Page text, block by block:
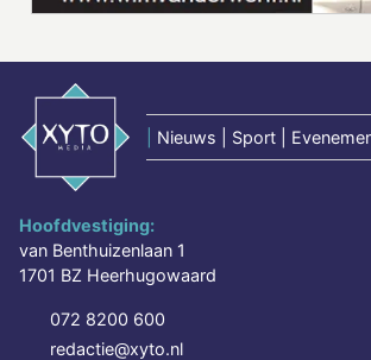
Nieuws | Sport |
Hoofdvestiging:
van Benthuizenlaan 1
1701 BZ Heerhugowaard
072 8200 600
redactie@xyto.nl